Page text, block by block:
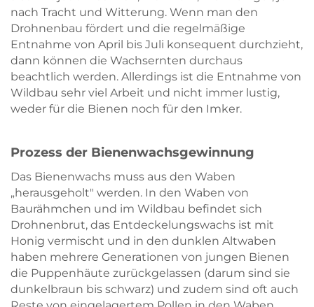
nach Tracht und Witterung. Wenn man den
Drohnenbau fördert und die regelmäßige
Entnahme von April bis Juli konsequent durchzieht,
dann können die Wachsernten durchaus
beachtlich werden. Allerdings ist die Entnahme von
Wildbau sehr viel Arbeit und nicht immer lustig,
weder für die Bienen noch für den Imker.
Prozess der Bienenwachsgewinnung
Das Bienenwachs muss aus den Waben
„herausgeholt" werden. In den Waben von
Baurähmchen und im Wildbau befindet sich
Drohnenbrut, das Entdeckelungswachs ist mit
Honig vermischt und in den dunklen Altwaben
haben mehrere Generationen von jungen Bienen
die Puppenhäute zurückgelassen (darum sind sie
dunkelbraun bis schwarz) und zudem sind oft auch